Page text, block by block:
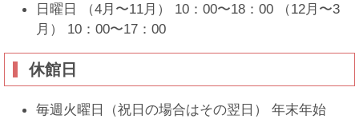
日曜日 （4月〜11月） 10：00〜18：00 （12月〜3
月） 10：00〜17：00
休館日
毎週火曜日（祝日の場合はその翌日） 年末年始